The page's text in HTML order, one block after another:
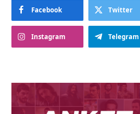
Facebook Twitter
Instagram Telegram